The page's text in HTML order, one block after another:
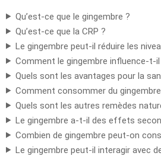
Qu’est-ce que le gingembre ?
Qu’est-ce que la CRP ?
Le gingembre peut-il réduire les
Comment le gingembre influence-t-il
Quels sont les avantages pour la
Comment consommer du
Quels sont les autres remèdes
Le gingembre a-t-il des effets
Combien de gingembre peut-on
Le gingembre peut-il interagir avec